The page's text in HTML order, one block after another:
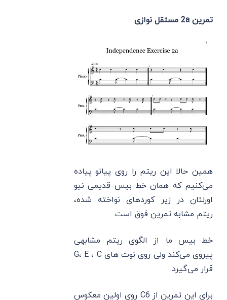
تمرین 2a مستقل نوازی
همین حالا این ریتم را روی پیانو پیاده
می‌کنیم که همان خط بیس قدیمی نیو
اورلئان در زیر کوردهای نواخته شده،
ریتم مشابه تمرین فوق است.
خط بیس ما از الگوی ریتم مشابهی
پیروی می‌کند ولی روی نوت های G، E ، C
قرار می‌گیرد.
برای این تمرین از C6 روی اولین معکوس